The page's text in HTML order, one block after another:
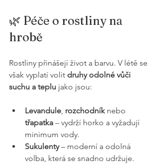
🌿 Péče o rostliny na
hrobě
Rostliny přinášejí život a barvu. V létě se
však vyplatí volit druhy odolné vůči
suchu a teplu jako jsou:
Levandule, rozchodník nebo
třapatka – vydrží horko a vyžadují
minimum vody.
Sukulenty – moderní a odolná
volba, která se snadno udržuje.